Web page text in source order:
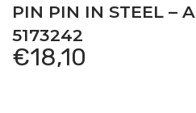
PIN PIN IN STEEL –
5173242
€18,10